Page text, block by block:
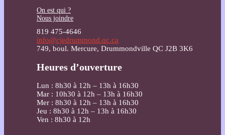
On est qui ?
Nous joindre
819 475-4646
info@cjedrummond.qc.ca
749, boul. Mercure, Drummondville QC J2B 3K6
Heures d’ouverture
Lun : 8h30 à 12h – 13h à 16h30
Mar : 10h30 à 12h – 13h à 16h30
Mer : 8h30 à 12h – 13h à 16h30
Jeu : 8h30 à 12h – 13h à 16h30
Ven : 8h30 à 12h